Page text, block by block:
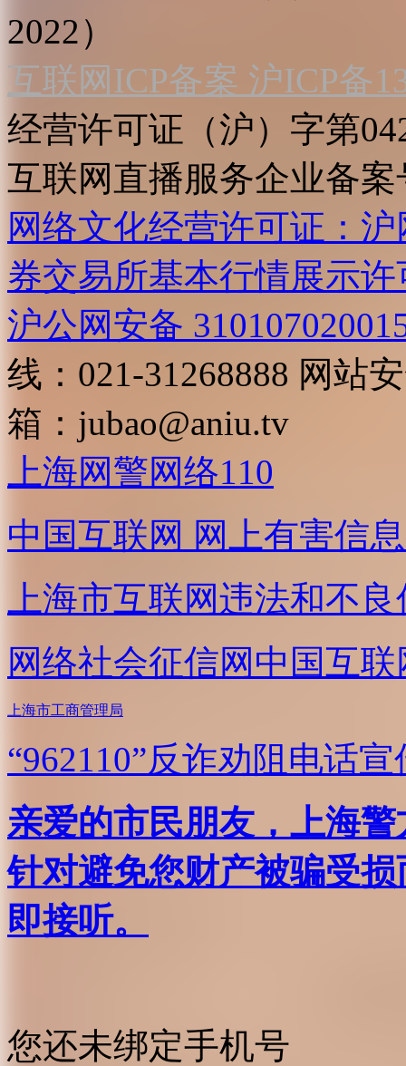
2022）
互联网ICP备案 沪ICP备
经营许可证（沪）字第
互联网直播服务企业备案
网络文化经营许可证：
券交易所基本行情展示许
沪公网安备
线：021-31268888 网站
箱： jubao@aniu.tv
上海网警网络110
中国互联网 网上有害信
上海市互联网违法和不
网络社会征信网 中国互
上海市工商管理局
“962110”反诈劝阻电话宣
亲爱的市民朋友，上海
针对避免您财产被骗受
即接听。
您还未绑定手机号